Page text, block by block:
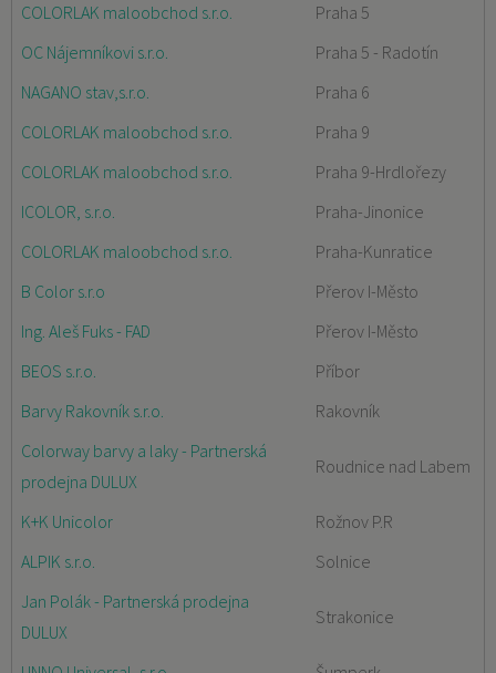
COLORLAK maloobchod s.r.o.
Praha 5
OC Nájemníkovi s.r.o.
Praha 5 - Radotín
NAGANO stav,s.r.o.
Praha 6
COLORLAK maloobchod s.r.o.
Praha 9
COLORLAK maloobchod s.r.o.
Praha 9-Hrdlořezy
ICOLOR, s.r.o.
Praha-Jinonice
COLORLAK maloobchod s.r.o.
Praha-Kunratice
B Color s.r.o
Přerov I-Město
Ing. Aleš Fuks - FAD
Přerov I-Město
BEOS s.r.o.
Příbor
Barvy Rakovník s.r.o.
Rakovník
Colorway barvy a laky - Partnerská
prodejna DULUX
Roudnice nad Labem
K+K Unicolor
Rožnov P.R
ALPIK s.r.o.
Solnice
Jan Polák - Partnerská prodejna
DULUX
Strakonice